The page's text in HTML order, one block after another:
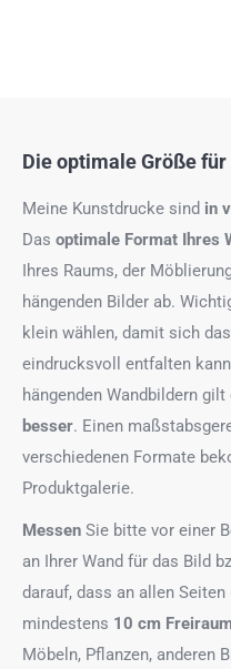
Die optimale Größe für
Meine Kunstdrucke sind in
Das optimale Format Ihres
Ihres Raums, der
hängenden Bilder ab.
klein wählen, damit sich
eindrucksvoll entfalten
hängenden Wandbildern gilt
besser. Einen
verschiedenen Formate
Produktgalerie.
Messen Sie bitte vor einer
an Ihrer Wand für das Bild
darauf, dass an allen
mindestens 10 cm
Möbeln, Pflanzen, anderen